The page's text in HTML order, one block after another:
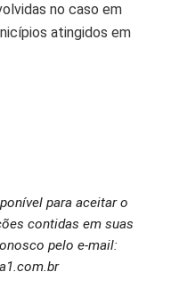
no caso em
atingidos em
para aceitar o
contidas em suas
pelo e-mail: